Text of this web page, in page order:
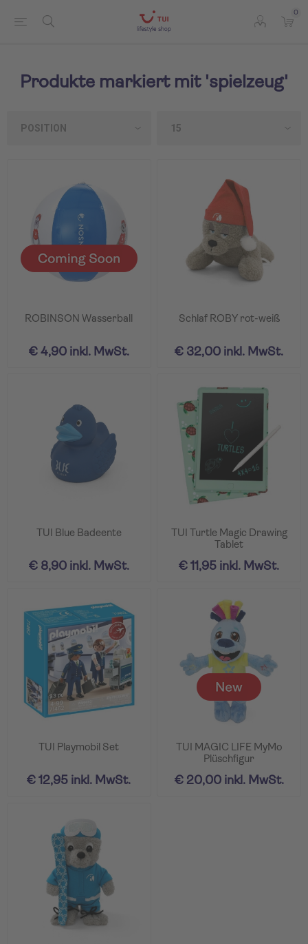
0
Produkte markiert mit 'spielzeug'
ROBINSON Wasserball
€ 4,90 inkl. MwSt.
Schlaf ROBY rot-weiß
€ 32,00 inkl. MwSt.
TUI Blue Badeente
€ 8,90 inkl. MwSt.
TUI Turtle Magic Drawing
Tablet
€ 11,95 inkl. MwSt.
TUI Playmobil Set
€ 12,95 inkl. MwSt.
TUI MAGIC LIFE MyMo
Plüschfigur
€ 20,00 inkl. MwSt.